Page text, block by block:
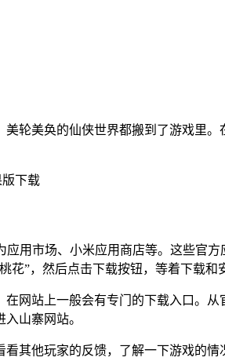
轮美奂的仙侠世界都搬到了游戏里。
用市场、小米应用商店等。这些官方
”，然后点击下载按钮，等着下载和
网站上一般会有专门的下载入口。从
山寨网站。
其他玩家的反馈，了解一下游戏的